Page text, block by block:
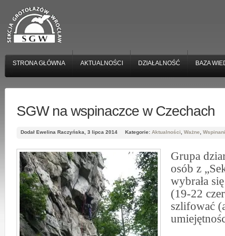
STRONA GŁÓWNA AKTUALNOŚCI DZIAŁALNOŚĆ BAZA
SGW na wspinaczce w Czechach
Dodał Ewelina Raczyńska, 3 lipca 2014 Kategorie: Aktualności, Ważne,
Grupa
osób z
wybrała
(19-22
szlifować